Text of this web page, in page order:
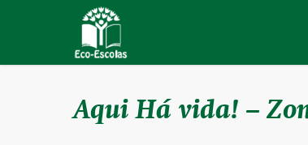
Aqui Há vida! –